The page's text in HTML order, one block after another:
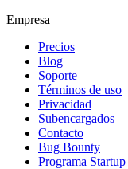
Empresa
Precios
Blog
Soporte
Términos de uso
Privacidad
Subencargados
Contacto
Bug Bounty
Programa Startup